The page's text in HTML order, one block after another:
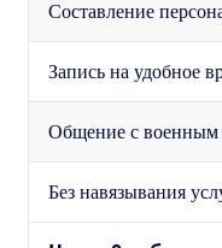
Составление
Запись на удобное
Общение с военным
Без навязывания